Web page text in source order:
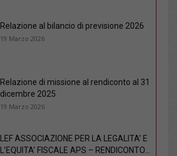
Relazione al bilancio di previsione 2026
19 Marzo 2026
Relazione di missione al rendiconto al 31
dicembre 2025
19 Marzo 2026
LEF ASSOCIAZIONE PER LA LEGALITA’ E
L’EQUITA’ FISCALE APS – RENDICONTO...